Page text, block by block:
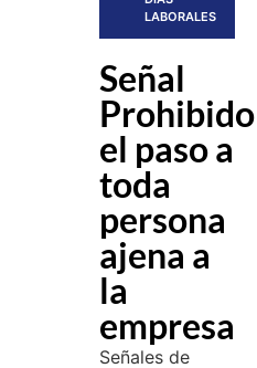
LABORALES
Señal
Prohibido
el paso a
toda
persona
ajena a
la
empresa
Señales de